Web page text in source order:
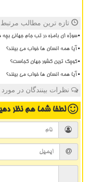
تازه ترین مطالب مرتبط
سوژه ای بامزه در تب جام جهانی بچه
آیا همه انسان ها خواب می بینند؟
کوچک ترین کشور جهان کجاست؟
آیا همه انسان ها خواب می بینند؟
نظرات بینندگان در
لطفا شما همنظر